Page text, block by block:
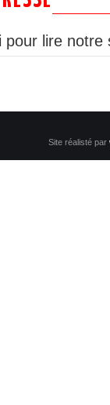
pour lire notre
Site réalisté par